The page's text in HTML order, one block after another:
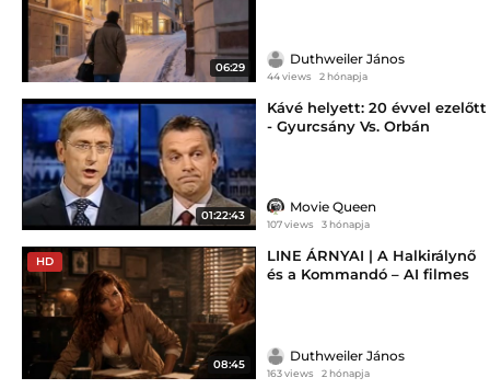
06:29
Duthweiler János
44 views 2 hónapja
01:22:43
Kávé helyett: 20 évvel ezelőtt
- Gyurcsány Vs. Orbán
Movie Queen
107 views 3 hónapja
HD
08:45
LINE ÁRNYAI | A Halkirálynő
és a Kommandó – AI filmes
Duthweiler János
163 views 2 hónapja